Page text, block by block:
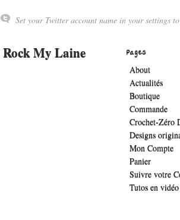
Set your Twitter account name in your settings
Rock My Laine Pages
About
Actualités
Boutique
Commande
Crochet-Zéro
Designs
Mon Compte
Panier
Suivre votre
Tutos en vidéo